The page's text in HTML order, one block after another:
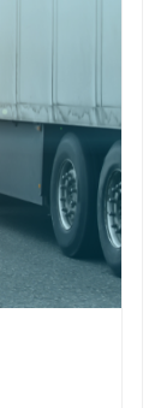
et
leur
et au
En
pour
équipements
de